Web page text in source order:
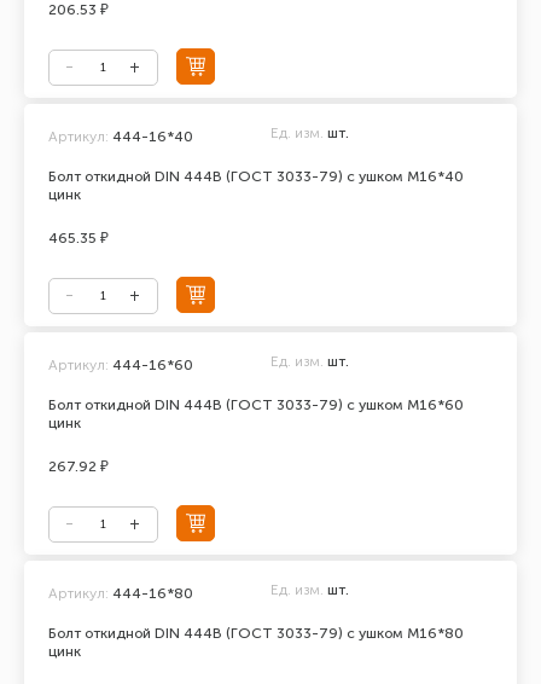
206.53 ₽
Болт откидной DIN 444В (ГОСТ 3033-79) с ушком М16*40
цинк
Артикул: 444-16*40 Ед. изм. шт.
465.35 ₽
Болт откидной DIN 444В (ГОСТ 3033-79) с ушком М16*60
цинк
Артикул: 444-16*60 Ед. изм. шт.
267.92 ₽
Болт откидной DIN 444В (ГОСТ 3033-79) с ушком М16*80
цинк
Артикул: 444-16*80 Ед. изм. шт.